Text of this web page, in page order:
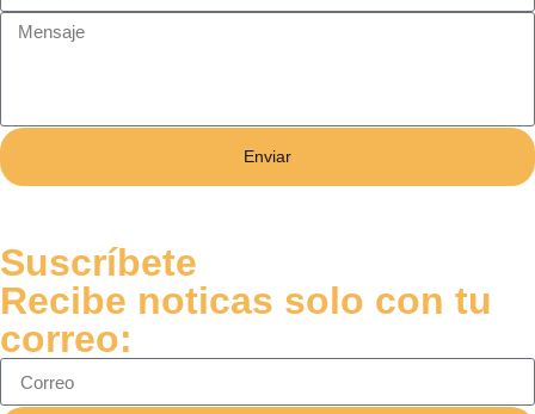
Enviar
Suscríbete
Recibe noticas solo con tu
correo: